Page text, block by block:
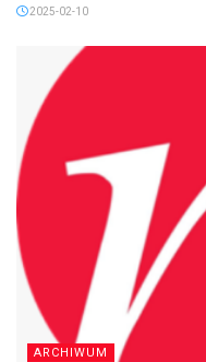
2025-02-10
ARCHIWUM